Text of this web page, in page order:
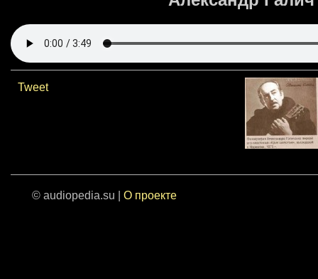
Tweet
© audiopedia.su | О проекте